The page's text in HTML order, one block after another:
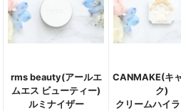
rms beauty(アールエ
ムエス ビューティー)
ルミナイザー
CANMAKE(キ
ク)
クリームハイ